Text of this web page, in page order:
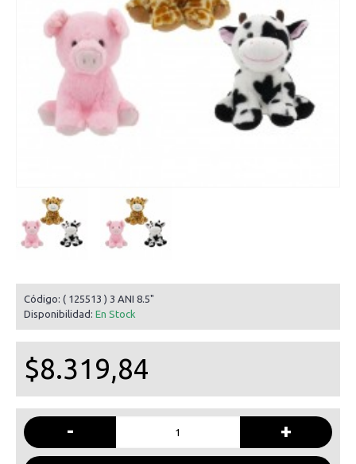
Código: ( 125513 ) 3 ANI 8.5"
Disponibilidad: En Stock
$8.319,84
- +